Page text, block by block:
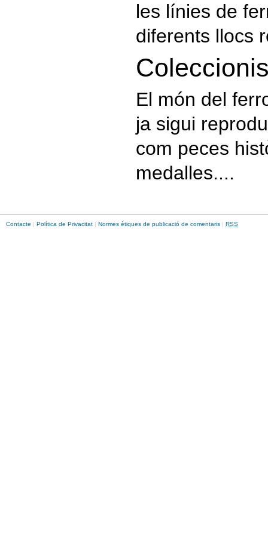
les línies de
diferents llocs
El món del
ja sigui
com peces
medalles....
Contacte | Política de Privacitat | Normes ètiques de publicació de comentaris | RSS